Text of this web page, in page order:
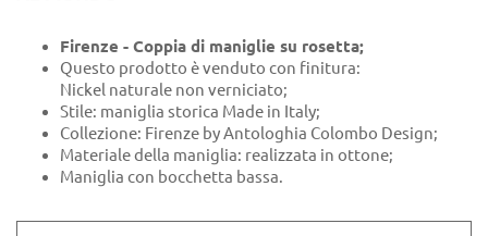
Firenze - Coppia di maniglie su rosetta;
Questo prodotto è venduto con finitura:
Nickel naturale non verniciato;
Stile: maniglia storica Made in Italy;
Collezione: Firenze by Antologhia Colombo Design;
Materiale della maniglia: realizzata in ottone;
Maniglia con bocchetta bassa.